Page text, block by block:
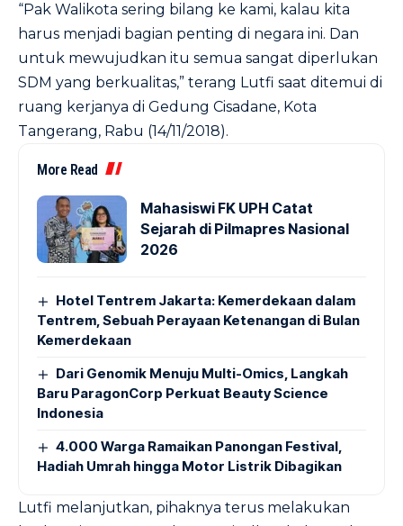
“Pak Walikota sering bilang ke kami, kalau kita
harus menjadi bagian penting di negara ini. Dan
untuk mewujudkan itu semua sangat diperlukan
SDM yang berkualitas,” terang Lutfi saat ditemui di
ruang kerjanya di Gedung Cisadane, Kota
Tangerang, Rabu (14/11/2018).
More Read
Mahasiswi FK UPH Catat
Sejarah di Pilmapres Nasional
2026
Hotel Tentrem Jakarta: Kemerdekaan dalam
Tentrem, Sebuah Perayaan Ketenangan di Bulan
Kemerdekaan
Dari Genomik Menuju Multi-Omics, Langkah
Baru ParagonCorp Perkuat Beauty Science
Indonesia
4.000 Warga Ramaikan Panongan Festival,
Hadiah Umrah hingga Motor Listrik Dibagikan
Lutfi melanjutkan, pihaknya terus melakukan